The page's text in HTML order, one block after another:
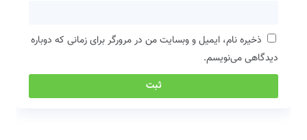
ذخیره نام، ایمیل و وبسایت من در مرورگر برای زمانی که دوباره
دیدگاهی می‌نویسم.